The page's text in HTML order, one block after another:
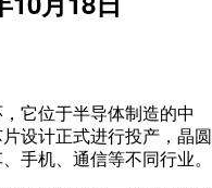
它位于半导体制造的中
设计正式进行投产，晶圆
手机、通信等不同行业。